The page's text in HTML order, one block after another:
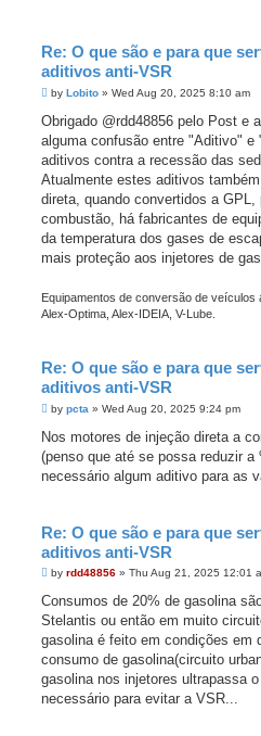
Re: O que são e para que
aditivos anti-VSR
P
s
by Lobito » Wed Aug 20, 2025 8:10 am
Obrigado @rdd48856 pelo Post e
alguma confusão entre "Aditivo"
aditivos contra a recessão das
Atualmente estes aditivos
direta, quando convertidos a
combustão, há fabricantes de
da temperatura dos gases de
mais proteção aos injetores de
Equipamentos de conversão de veículos
Alex-Optima, Alex-IDEIA, V-Lube.
Re: O que são e para que
aditivos anti-VSR
P
s
by pcta » Wed Aug 20, 2025 9:24 pm
Nos motores de injeção direta a
(penso que até se possa reduzir
necessário algum aditivo para as
Re: O que são e para que
aditivos anti-VSR
P
s
by rdd48856 » Thu Aug 21, 2025 12:01
Consumos de 20% de gasolina
Stelantis ou então em muito
gasolina é feito em condições em
consumo de gasolina(circuito
gasolina nos injetores ultrapassa
necessário para evitar a VSR...